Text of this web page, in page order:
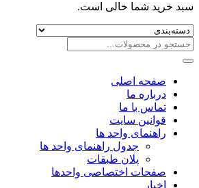
سبد خرید شما خالی است.
صفحه اصلی
درباره ما
تماس با ما
قوانین سایت
راهنمای واحد ها
جدول راهنمای واحد ها
پلان طبقات
صفحات اختصاصی واحدها
اخبار